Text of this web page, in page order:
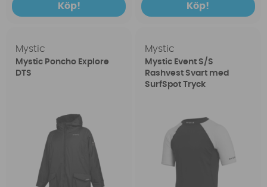
Köp! Köp!
Mystic
Mystic Poncho Explore
DTS
Mystic
Mystic Event S/S
Rashvest Svart med
SurfSpot Tryck